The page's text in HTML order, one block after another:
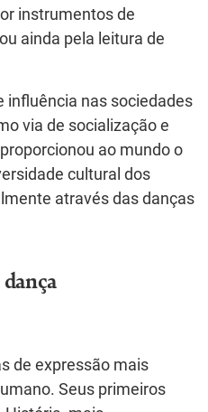
instrumentos de
ainda pela leitura de
influência nas sociedades
via de socialização e
ao mundo o
cultural dos
através das danças
de expressão mais
Seus primeiros